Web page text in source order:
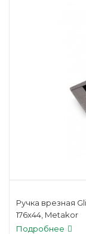
Ручка врезная
176х44, Metakor
Подробнее